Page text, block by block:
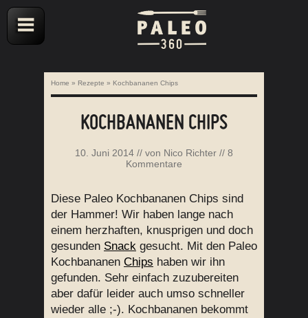
Home » Rezepte » Kochbananen Chips
KOCHBANANEN CHIPS
10. Juni 2014 // von Nico Richter // 8
Kommentare
Diese Paleo Kochbananen Chips sind
der Hammer! Wir haben lange nach
einem herzhaften, knusprigen und doch
gesunden Snack gesucht. Mit den Paleo
Kochbananen Chips haben wir ihn
gefunden. Sehr einfach zuzubereiten
aber dafür leider auch umso schneller
wieder alle ;-). Kochbananen bekommt